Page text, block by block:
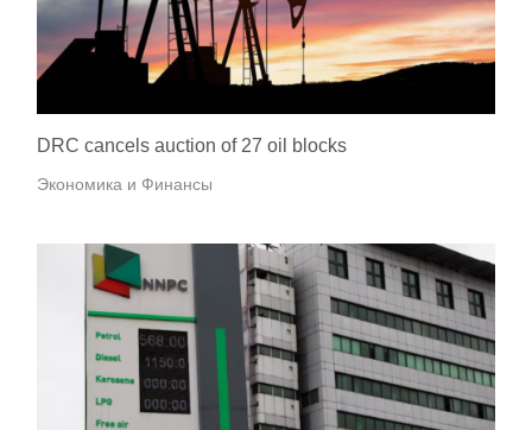
DRC cancels auction of 27 oil blocks
Экономика и Финансы